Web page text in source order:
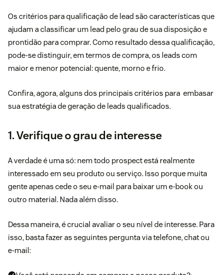
Os critérios para qualificação de lead são características que
ajudam a classificar um lead pelo grau de sua disposição e
prontidão para comprar. Como resultado dessa qualificação,
pode-se distinguir, em termos de compra, os leads com
maior e menor potencial: quente, morno e frio.
Confira, agora, alguns dos principais critérios para embasar
sua estratégia de geração de leads qualificados.
1. Verifique o grau de interesse
A verdade é uma só: nem todo prospect está realmente
interessado em seu produto ou serviço. Isso porque muita
gente apenas cede o seu e-mail para baixar um e-book ou
outro material. Nada além disso.
Dessa maneira, é crucial avaliar o seu nível de interesse. Para
isso, basta fazer as seguintes pergunta via telefone,chatou
e-mai l: